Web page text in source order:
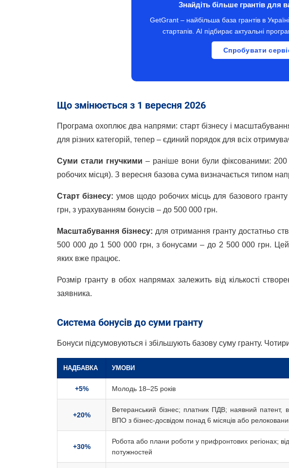
Знайдіть більше грантів для
GetGrant – найбільша база грантів в
стартапів. AI підбирає актуальні
Спробувати
Що змінюється з 1 вересня 2026
Програма охоплює два напрями: старт бізнесу і
для різних категорій, тепер – єдиний порядок для всіх
Суми стали гнучкими – раніше вони були фіксованими:
робочих місця). З вересня базова сума визначається типом
Старт бізнесу: умов щодо робочих місць для базового
грн, з урахуванням бонусів – до 500 000 грн.
Масштабування бізнесу: для отримання гранту достатньо
500 000 до 1 500 000 грн, з бонусами – до 2 500 000 грн. Цей
яких вже працює.
Розмір гранту в обох напрямах залежить від кількості
заявника.
Система бонусів до суми гранту
Бонуси підсумовуються і збільшують базову суму гранту.
НАДБАВКА УМОВИ
+5% Молодь 18–25 років
+20%
Ветеранський бізнес; платник ПДВ; наявний патент,
ВПО з бізнес-досвідом понад 6 місяців або
+30%
Робота або плани роботи у прифронтових регіонах;
потужностей